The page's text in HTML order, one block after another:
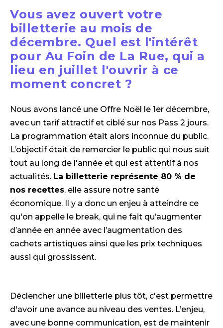
Vous avez ouvert votre
billetterie au mois de
décembre. Quel est l'intérêt
pour Au Foin de La Rue, qui a
lieu en juillet l'ouvrir à ce
moment concret ?
Nous avons lancé une Offre Noël le 1er décembre,
avec un tarif attractif et ciblé sur nos Pass 2 jours.
La programmation était alors inconnue du public.
L’objectif était de remercier le public qui nous suit
tout au long de l'année et qui est attentif à nos
actualités. La billetterie représente 80 % de
nos recettes, elle assure notre santé
économique. Il y a donc un enjeu à atteindre ce
qu'on appelle le break, qui ne fait qu’augmenter
d’année en année avec l’augmentation des
cachets artistiques ainsi que les prix techniques
aussi qui grossissent.
Déclencher une billetterie plus tôt, c'est permettre
d'avoir une avance au niveau des ventes. L’enjeu,
avec une bonne communication, est de maintenir